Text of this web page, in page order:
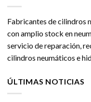
Fabricantes de cilindros
con amplio stock en
servicio de reparación,
cilindros neumáticos e
ÚLTIMAS NOTICIAS